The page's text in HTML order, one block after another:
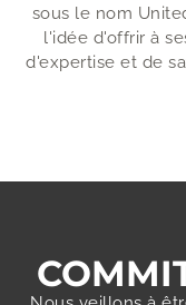
sous le nom
l'idée d'offrir à
d'expertise et de